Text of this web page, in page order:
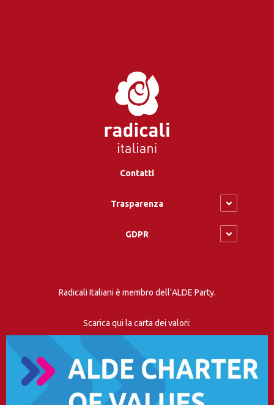
Contatti
Trasparenza
GDPR
Radicali Italiani è membro dell’ALDE Party.
Scarica qui la carta dei valori: